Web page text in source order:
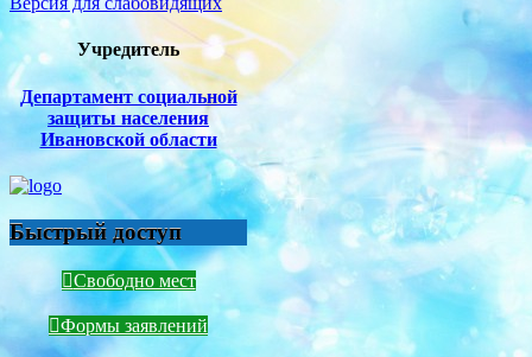
Учредитель
Департамент социальной
защиты населения
Ивановской области
Быстрый доступ
Свободно мест
Формы заявлений